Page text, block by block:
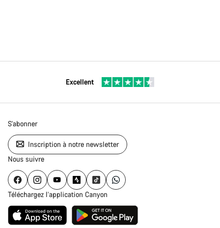
Excellent
S'abonner
Inscription à notre newsletter
Nous suivre
Téléchargez l’application Canyon